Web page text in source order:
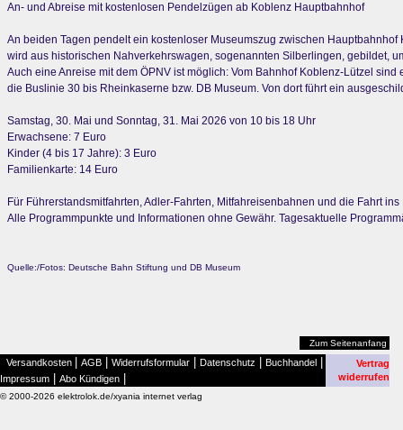
An- und Abreise mit kostenlosen Pendelzügen ab Koblenz Hauptbahnhof
An beiden Tagen pendelt ein kostenloser Museumszug zwischen
wird aus historischen Nahverkehrswagen, sogenannten Silberlingen, gebildet,
Auch eine Anreise mit dem ÖPNV ist möglich: Vom Bahnhof Koblenz-Lützel
die Buslinie 30 bis Rheinkaserne bzw. DB Museum. Von dort führt ein
Samstag, 30. Mai und Sonntag, 31. Mai 2026 von 10 bis 18 Uhr
Erwachsene: 7 Euro
Kinder (4 bis 17 Jahre): 3 Euro
Familienkarte: 14 Euro
Für Führerstandsmitfahrten, Adler-Fahrten, Mitfahreisenbahnen und die Fahrt
Alle Programmpunkte und Informationen ohne Gewähr. Tagesaktuelle
Quelle:/Fotos: Deutsche Bahn Stiftung und DB Museum
Zum Seitenanfang
Versandkosten AGB Widerrufsformular Datenschutz Buchhandel
Impressum Abo Kündigen
Vertrag
widerrufen
© 2000-2026 elektrolok.de/xyania internet verlag